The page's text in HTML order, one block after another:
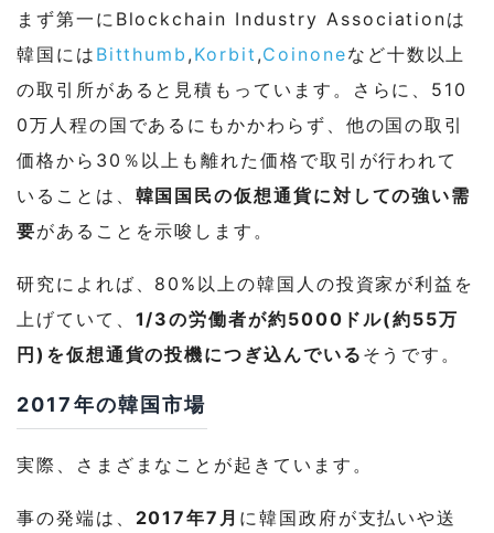
まず第一にBlockchain Industry Associationは
韓国には Bitthumb , Korbit ,Coinoneなど十数以上
の取引所があると見積もっています。さらに、510
0万人程の国であるにもかかわらず、他の国の取引
価格から30％以上も離れた価格で取引が行われて
いることは、 韓国国民の仮想通貨に対しての強い需
要があることを示唆します。
研究によれば、80%以上の韓国人の投資家が利益を
上げていて、 1/3の労働者が約5000ドル(約55万
円)を仮想通貨の投機につぎ込んでいる そうです。
2017年の韓国市場
実際、さまざまなことが起きています。
事の発端は、 2017年7月 に韓国政府が支払いや送